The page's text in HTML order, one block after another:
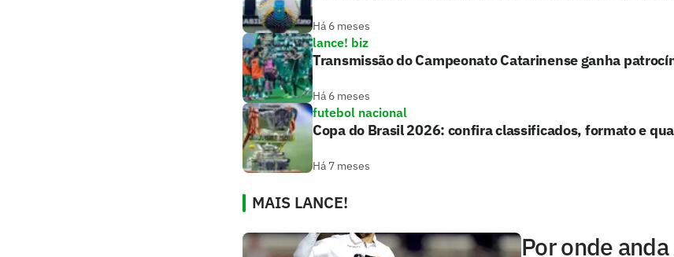
Há 6 meses
lance! biz
Transmissão do Campeonato Catarinense ganha
Há 6 meses
futebol nacional
Copa do Brasil 2026: confira classificados, formato e
Há 7 meses
MAIS LANCE!
Por onde